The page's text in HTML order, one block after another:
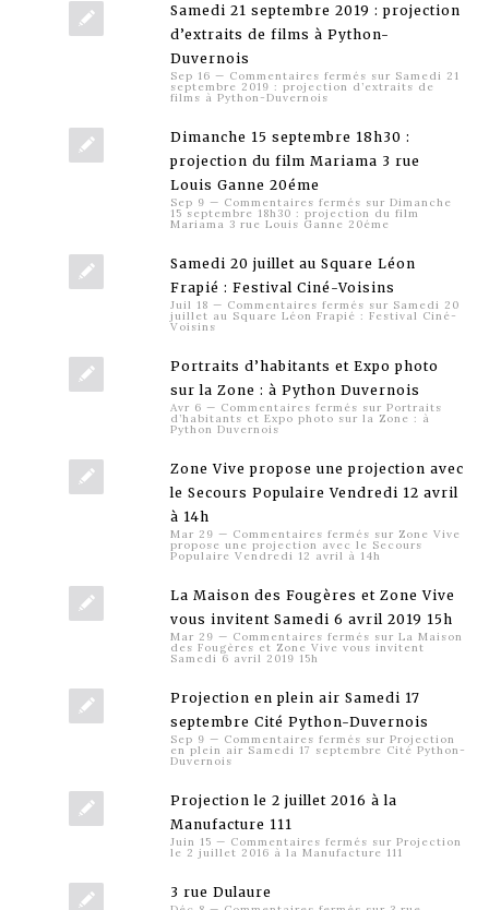
Samedi 21 septembre 2019 : projection
d’extraits de films à Python-
Duvernois
Sep 16 — Commentaires fermés sur Samedi 21
septembre 2019 : projection d’extraits de
films à Python-Duvernois
Dimanche 15 septembre 18h30 :
projection du film Mariama 3 rue
Louis Ganne 20éme
Sep 9 — Commentaires fermés sur Dimanche
15 septembre 18h30 : projection du film
Mariama 3 rue Louis Ganne 20éme
Samedi 20 juillet au Square Léon
Frapié : Festival Ciné-Voisins
Juil 18 — Commentaires fermés sur Samedi 20
juillet au Square Léon Frapié : Festival Ciné-
Voisins
Portraits d’habitants et Expo photo
sur la Zone : à Python Duvernois
Avr 6 — Commentaires fermés sur Portraits
d’habitants et Expo photo sur la Zone : à
Python Duvernois
Zone Vive propose une projection avec
le Secours Populaire Vendredi 12 avril
à 14h
Mar 29 — Commentaires fermés sur Zone Vive
propose une projection avec le Secours
Populaire Vendredi 12 avril à 14h
La Maison des Fougères et Zone Vive
vous invitent Samedi 6 avril 2019 15h
Mar 29 — Commentaires fermés sur La Maison
des Fougères et Zone Vive vous invitent
Samedi 6 avril 2019 15h
Projection en plein air Samedi 17
septembre Cité Python-Duvernois
Sep 9 — Commentaires fermés sur Projection
en plein air Samedi 17 septembre Cité Python-
Duvernois
Projection le 2 juillet 2016 à la
Manufacture 111
Juin 15 — Commentaires fermés sur Projection
le 2 juillet 2016 à la Manufacture 111
3 rue Dulaure